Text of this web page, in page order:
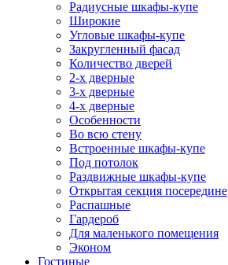
Радиусные шкафы-купе
Широкие
Угловые шкафы-купе
Закругленный фасад
Количество дверей
2-х дверные
3-х дверные
4-х дверные
Особенности
Во всю стену
Встроенные шкафы-купе
Под потолок
Раздвижные шкафы-купе
Открытая секция посередине
Распашные
Гардероб
Для маленького помещения
Эконом
Гостиные